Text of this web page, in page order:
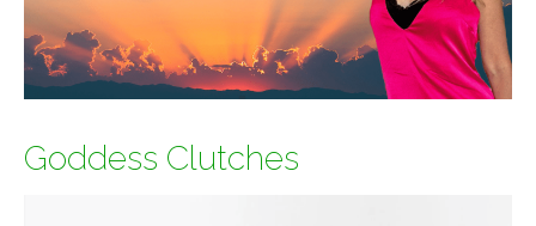
Goddess Clutches